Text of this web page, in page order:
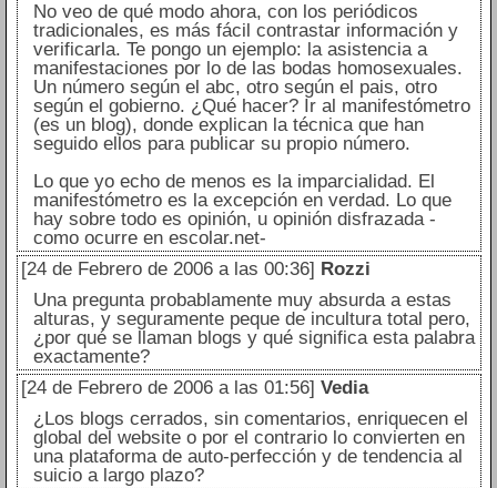
No veo de qué modo ahora, con los periódicos
tradicionales, es más fácil contrastar información y
verificarla. Te pongo un ejemplo: la asistencia a
manifestaciones por lo de las bodas homosexuales.
Un número según el abc, otro según el pais, otro
según el gobierno. ¿Qué hacer? Ir al manifestómetro
(es un blog), donde explican la técnica que han
seguido ellos para publicar su propio número.
Lo que yo echo de menos es la imparcialidad. El
manifestómetro es la excepción en verdad. Lo que
hay sobre todo es opinión, u opinión disfrazada -
como ocurre en escolar.net-
[24 de Febrero de 2006 a las 00:36] Rozzi
Una pregunta probablamente muy absurda a estas
alturas, y seguramente peque de incultura total pero,
¿por qué se llaman blogs y qué significa esta palabra
exactamente?
[24 de Febrero de 2006 a las 01:56] Vedia
¿Los blogs cerrados, sin comentarios, enriquecen el
global del website o por el contrario lo convierten en
una plataforma de auto-perfección y de tendencia al
suicio a largo plazo?